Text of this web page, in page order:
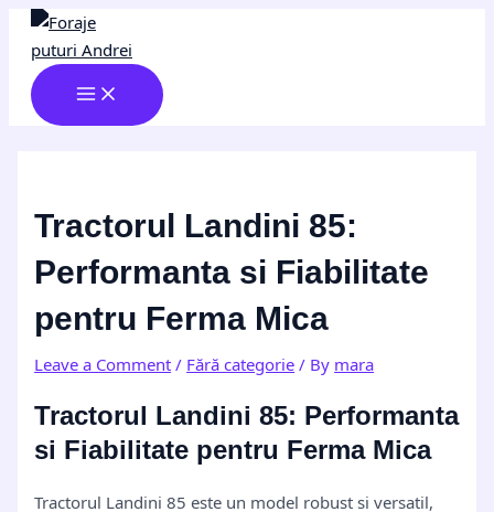
Skip
content
MENU
Tractorul Landini 85:
Performanta si Fiabilitate
pentru Ferma Mica
Leave a Comment / Fără categorie / By mara
Tractorul Landini 85: Performanta
si Fiabilitate pentru Ferma Mica
Tractorul Landini 85 este un model robust si versatil,
Post
navigation
Type
here..
Name*
Email*
Website